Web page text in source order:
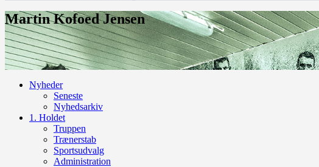
Martin Kofoed Jensen
Nyheder
Seneste
Nyhedsarkiv
1. Holdet
Truppen
Trænerstab
Sportsudvalg
Administration